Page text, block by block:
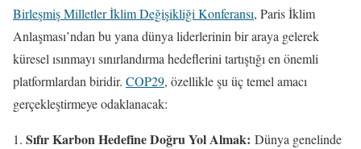
Birleşmiş Milletler İklim Değişikliği Konferansı, Paris İklim
Anlaşması’ndan bu yana dünya liderlerinin bir araya gelerek
küresel ısınmayı sınırlandırma hedeflerini tartıştığı en önemli
platformlardan biridir. COP29, özellikle şu üç temel amacı
gerçekleştirmeye odaklanacak:
Sıfır Karbon Hedefine Doğru Yol Almak: Dünya genelinde